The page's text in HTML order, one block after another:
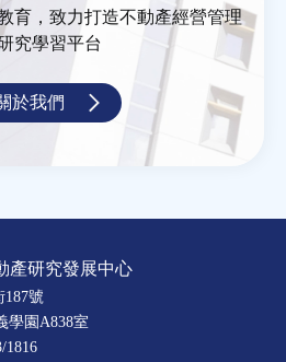
育，致力打造不動產經營管理
究學習平台
於我們
產研究發展中心
187號
學園A838室
1816